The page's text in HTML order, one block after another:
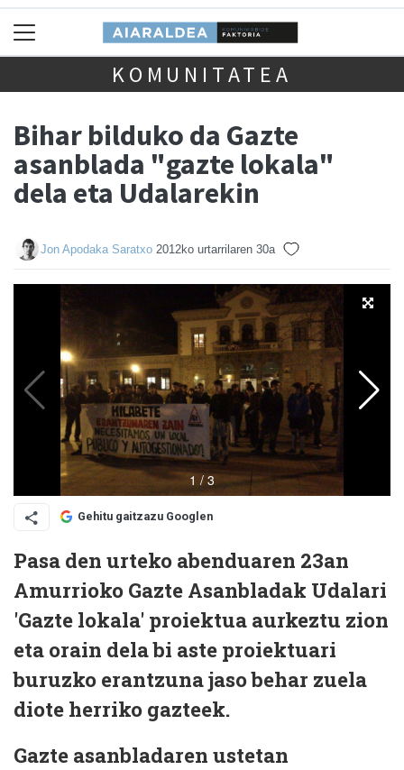
KOMUNITATEA
Bihar bilduko da Gazte
asanblada "gazte lokala"
dela eta Udalarekin
Jon Apodaka Saratxo 2012ko urtarrilaren 30a
Gehitu gaitzazu Googlen
Pasa den urteko abenduaren 23an
Amurrioko Gazte Asanbladak Udalari
'Gazte lokala' proiektua aurkeztu zion
eta orain dela bi aste proiektuari
buruzko erantzuna jaso behar zuela
diote herriko gazteek.
Gazte asanbladaren ustetan